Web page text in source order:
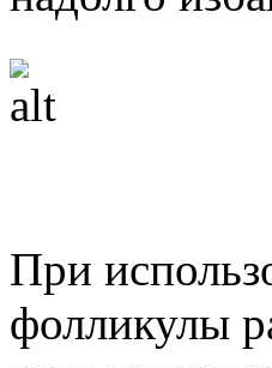
При
фолликулы